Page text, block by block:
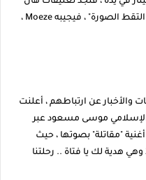
شيخي التي تقول: "مرحباً ، Moeze ، الذي التقط الصورة" ، فيجيبه Moeze ،
والأخبار عن ارتباطهم ، أعلنت
الإسلامي موسى مسعود عبر
"مقاتلة" بصوتها ، حيث
قالت: "سجلت. أغنيتي التي كتبتها 2007 وهي هدية لك يا فتاة .. رحلتنا